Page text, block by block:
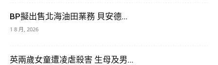
BP擬出售北海油田業務 貝安德...
1 8 月, 2026
英兩歲女童遭凌虐殺害 生母及男...